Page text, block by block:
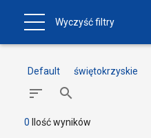
Wyczyść filtry
Default świętokrzyskie
0 Ilość wyników